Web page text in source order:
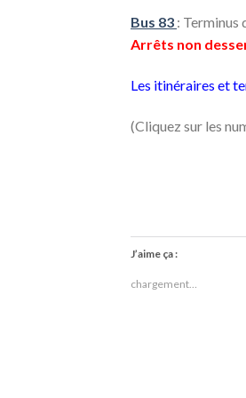
Bus 83 : Terminus
Arrêts non
Les itinéraires et
(Cliquez sur les
J’aime ça :
chargement…